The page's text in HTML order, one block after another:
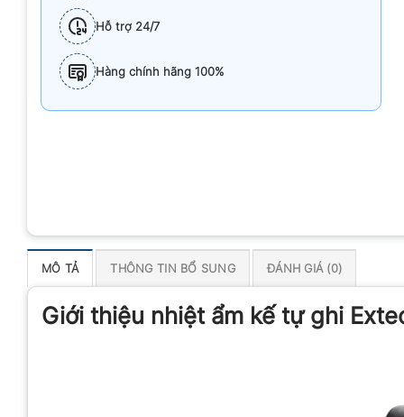
Hỗ trợ 24/7
Hàng chính hãng 100%
MÔ TẢ THÔNG TIN BỔ SUNG ĐÁNH GIÁ (0)
Giới thiệu nhiệt ẩm kế tự ghi